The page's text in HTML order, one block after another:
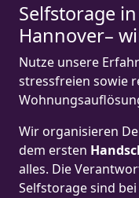
Selfstorage
Hannover–
Nutze unsere
stressfreien sowie
Wir organisieren
dem ersten
alles. Die
Selfstorage sind